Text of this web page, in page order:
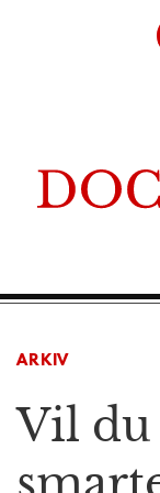
ARKIV
Vil